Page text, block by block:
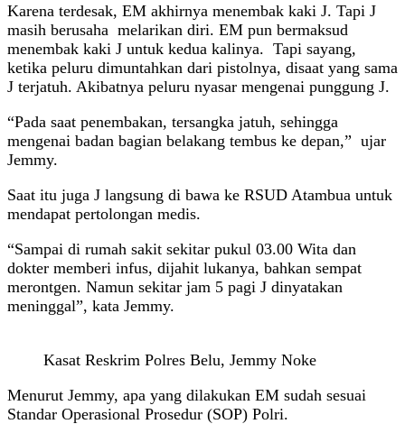
Karena terdesak, EM akhirnya menembak kaki J. Tapi J
masih berusaha melarikan diri. EM pun bermaksud
menembak kaki J untuk kedua kalinya. Tapi sayang,
ketika peluru dimuntahkan dari pistolnya, disaat yang sama
J terjatuh. Akibatnya peluru nyasar mengenai punggung J.
“Pada saat penembakan, tersangka jatuh, sehingga
mengenai badan bagian belakang tembus ke depan,” ujar
Jemmy.
Saat itu juga J langsung di bawa ke RSUD Atambua untuk
mendapat pertolongan medis.
“Sampai di rumah sakit sekitar pukul 03.00 Wita dan
dokter memberi infus, dijahit lukanya, bahkan sempat
merontgen. Namun sekitar jam 5 pagi J dinyatakan
meninggal”, kata Jemmy.
Kasat Reskrim Polres Belu, Jemmy Noke
Menurut Jemmy, apa yang dilakukan EM sudah sesuai
Standar Operasional Prosedur (SOP) Polri.